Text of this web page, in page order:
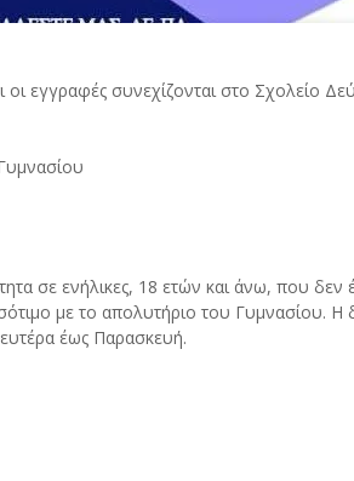
εγγραφές συνεχίζονται στο Σχολείο
σε ενήλικες, 18 ετών και άνω, που
με το απολυτήριο του Γυμνασίου. Η
έως Παρασκευή.